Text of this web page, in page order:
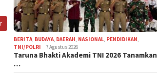
BERITA, BUDAYA, DAERAH, NASIONAL, PENDIDIKAN,
TNI/POLRI
7 Agustus 2026
Taruna Bhakti Akademi TNI 2026 Tanamkan
…